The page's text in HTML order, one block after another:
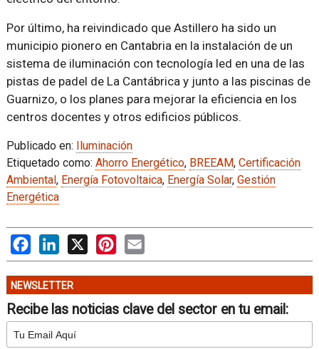
Por último, ha reivindicado que Astillero ha sido un
municipio pionero en Cantabria en la instalación de un
sistema de iluminación con tecnología led en una de las
pistas de padel de La Cantábrica y junto a las piscinas de
Guarnizo, o los planes para mejorar la eficiencia en los
centros docentes y otros edificios públicos.
Publicado en: Iluminación
Etiquetado como: Ahorro Energético, BREEAM, Certificación
Ambiental, Energía Fotovoltaica, Energía Solar, Gestión
Energética
FacebookLinkedIn
X PinterestEmail
NEWSLETTER
Recibe las noticias clave del sector en tu email: